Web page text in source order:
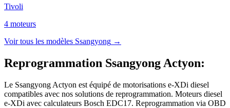
Tivoli
4 moteurs
Voir tous les modèles Ssangyong →
Reprogrammation Ssangyong Actyon:
Le Ssangyong Actyon est équipé de motorisations e-XDi diesel
compatibles avec nos solutions de reprogrammation. Moteurs diesel
e-XDi avec calculateurs Bosch EDC17. Reprogrammation via OBD